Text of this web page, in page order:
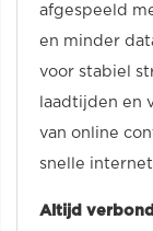
afgespeeld
en minder
voor stabiel
laadtijden en
van online
snelle
Altijd